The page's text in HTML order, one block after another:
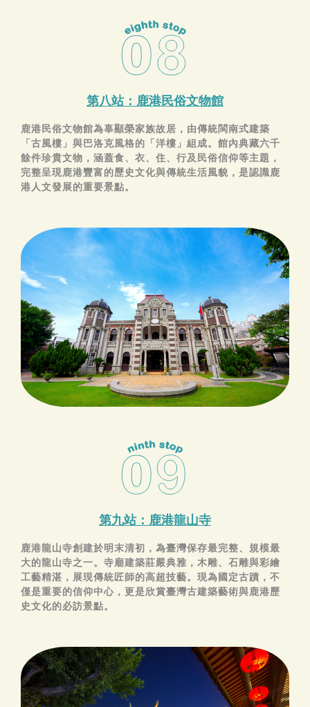
第八站：鹿港民俗文物館
鹿港民俗文物館為辜顯榮家族故居，由傳統閩南式建築
「古風樓」與巴洛克風格的「洋樓」組成。館內典藏六千
餘件珍貴文物，涵蓋食、衣、住、行及民俗信仰等主題，
完整呈現鹿港豐富的歷史文化與傳統生活風貌，是認識鹿
港人文發展的重要景點。
第九站：鹿港龍山寺
鹿港龍山寺創建於明末清初，為臺灣保存最完整、規模最
大的龍山寺之一。寺廟建築莊嚴典雅，木雕、石雕與彩繪
工藝精湛，展現傳統匠師的高超技藝。現為國定古蹟，不
僅是重要的信仰中心，更是欣賞臺灣古建築藝術與鹿港歷
史文化的必訪景點。